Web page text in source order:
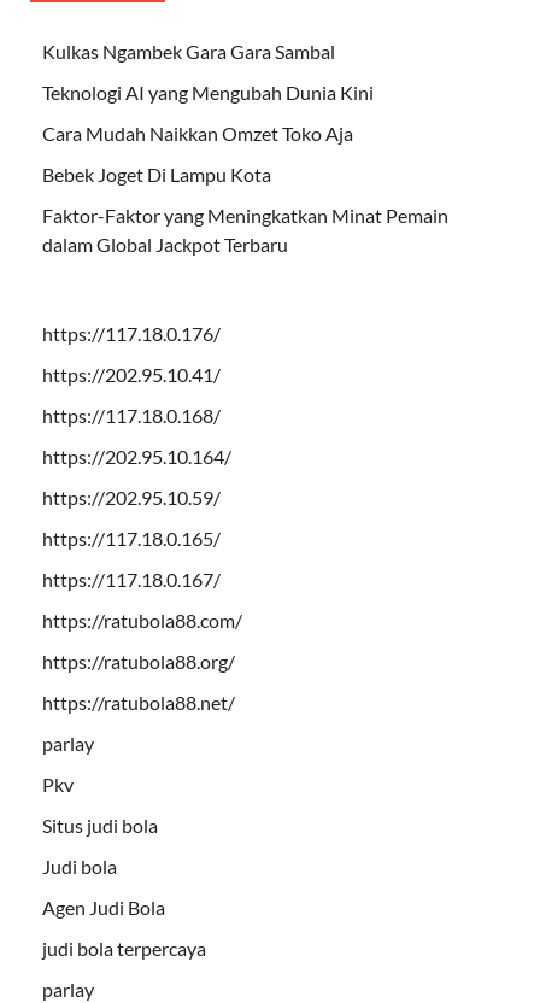
Kulkas Ngambek Gara Gara Sambal
Teknologi AI yang Mengubah Dunia Kini
Cara Mudah Naikkan Omzet Toko Aja
Bebek Joget Di Lampu Kota
Faktor-Faktor yang Meningkatkan Minat Pemain
dalam Global Jackpot Terbaru
https://117.18.0.176/
https://202.95.10.41/
https://117.18.0.168/
https://202.95.10.164/
https://202.95.10.59/
https://117.18.0.165/
https://117.18.0.167/
https://ratubola88.com/
https://ratubola88.org/
https://ratubola88.net/
parlay
Pkv
Situs judi bola
Judi bola
Agen Judi Bola
judi bola terpercaya
parlay